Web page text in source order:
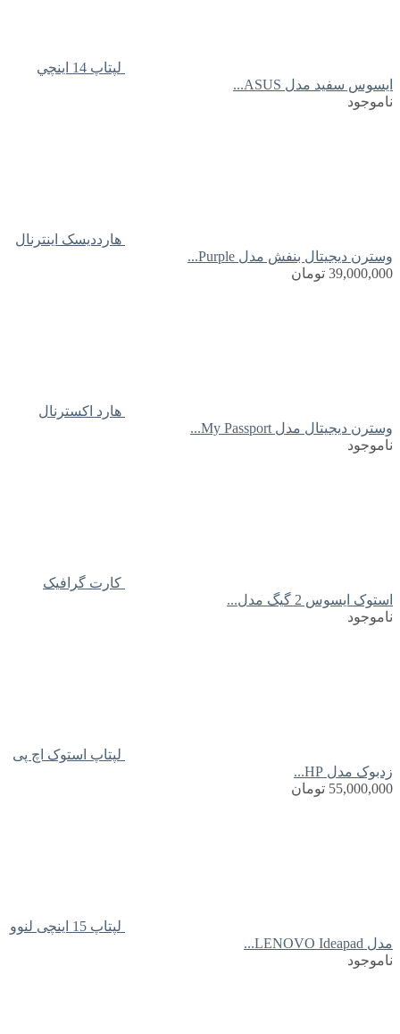
لپتاپ 14 اينچي
ايسوس سفید مدل ASUS...
ناموجود
هارددیسک اینترنال
وسترن دیجیتال بنفش مدل Purple...
39,000,000 تومان
هارد اکسترنال
وسترن دیجیتال مدل My Passport...
ناموجود
کارت گرافیک
استوک ایسوس 2 گیگ مدل...
ناموجود
لپتاپ استوک اچ پی
زدبوک مدل HP...
55,000,000 تومان
لپتاپ 15 اینچی لنوو
مدل LENOVO Ideapad...
ناموجود